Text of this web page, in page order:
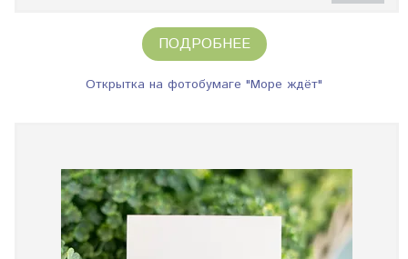
ПОДРОБНЕЕ
Открытка на фотобумаге "Море ждёт"